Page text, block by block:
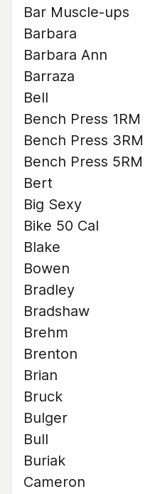
Bar Muscle-ups
Barbara
Barbara Ann
Barraza
Bell
Bench Press 1RM
Bench Press 3RM
Bench Press 5RM
Bert
Big Sexy
Bike 50 Cal
Blake
Bowen
Bradley
Bradshaw
Brehm
Brenton
Brian
Bruck
Bulger
Bull
Buriak
Cameron